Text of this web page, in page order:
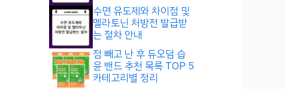
수면 유도제와 차이점 및
멜라토닌 처방전 발급받
는 절차 안내
점 빼고 난 후 듀오덤 습
윤 밴드 추천 목록 TOP 5
카테고리별 정리